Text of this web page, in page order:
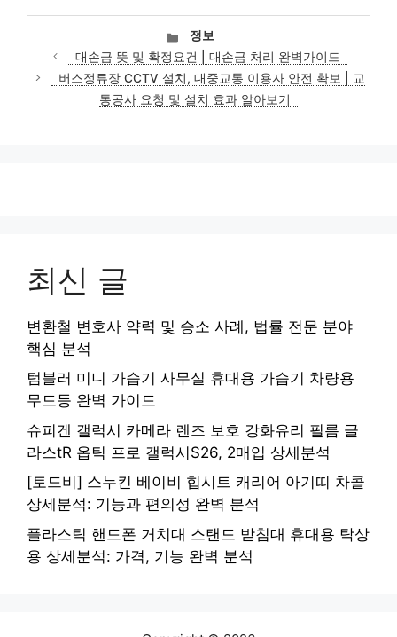
카
테
고
리
정보
대손금 뜻 및 확정요건 | 대손금 처리 완벽가이드
버스정류장 CCTV 설치, 대중교통 이용자 안전 확보 | 교
통공사 요청 및 설치 효과 알아보기
최신 글
변환철 변호사 약력 및 승소 사례, 법률 전문 분야
핵심 분석
텀블러 미니 가습기 사무실 휴대용 가습기 차량용
무드등 완벽 가이드
슈피겐 갤럭시 카메라 렌즈 보호 강화유리 필름 글
라스tR 옵틱 프로 갤럭시S26, 2매입 상세분석
[토드비] 스누킨 베이비 힙시트 캐리어 아기띠 차콜
상세분석: 기능과 편의성 완벽 분석
플라스틱 핸드폰 거치대 스탠드 받침대 휴대용 탁상
용 상세분석: 가격, 기능 완벽 분석